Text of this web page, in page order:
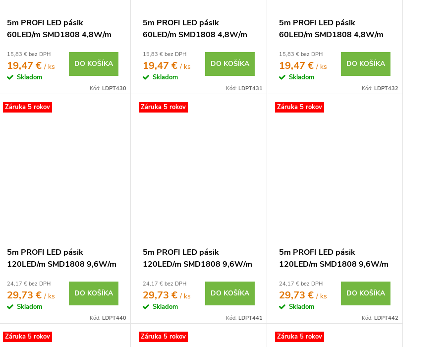
5m PROFI LED pásik
60LED/m SMD1808 4,8W/m
24V
15,83 € bez DPH
19,47 €/ ks
Skladom
DO KOŠÍKA
Kód:LDPT430
5m PROFI LED pásik
60LED/m SMD1808 4,8W/m
24V
15,83 € bez DPH
19,47 €/ ks
Skladom
DO KOŠÍKA
Kód: LDPT431
5m PROFI LED pásik
60LED/m SMD1808 4,8W/m
15,83 € bez DPH
19,47 €/ ks
Skladom
DO KOŠÍKA
Kód: LDPT432
Záruka 5 rokov
5m PROFI LED pásik
120LED/m SMD1808 9,6W/m
24V
24,17 € bez DPH
29,73 €/ ks
Skladom
DO KOŠÍKA
Kód:LDPT440
Záruka 5 rokov
5m PROFI LED pásik
120LED/m SMD1808 9,6W/m
24V
24,17 € bez DPH
29,73 €/ ks
Skladom
DO KOŠÍKA
Kód: LDPT441
Záruka 5 rokov
5m PROFI LED pásik
120LED/m SMD1808 9,6W/m
24,17 € bez DPH
29,73 €/ ks
Skladom
DO KOŠÍKA
Kód: LDPT442
Záruka 5 rokov Záruka 5 rokov Záruka 5 rokov